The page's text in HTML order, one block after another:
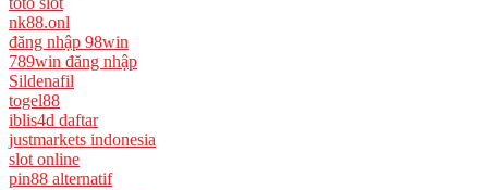
nk88.onl
đăng nhập 98win
789win đăng nhập
Sildenafil
togel88
iblis4d daftar
justmarkets indonesia
slot online
pin88 alternatif